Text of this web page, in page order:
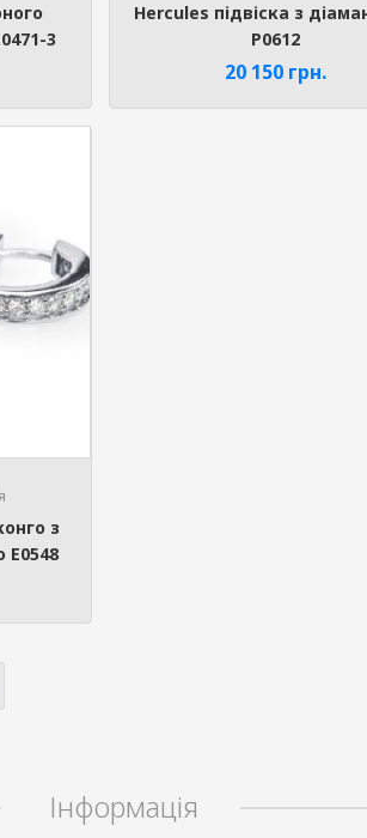
3
Hercules підвіска з
P0612
20 150 грн.
з
Інформація